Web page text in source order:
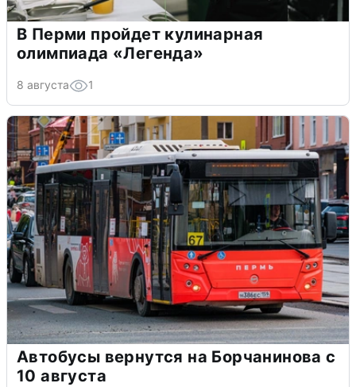
В Перми пройдет кулинарная
олимпиада «Легенда»
8 августа 1
Автобусы вернутся на Борчанинова с
10 августа